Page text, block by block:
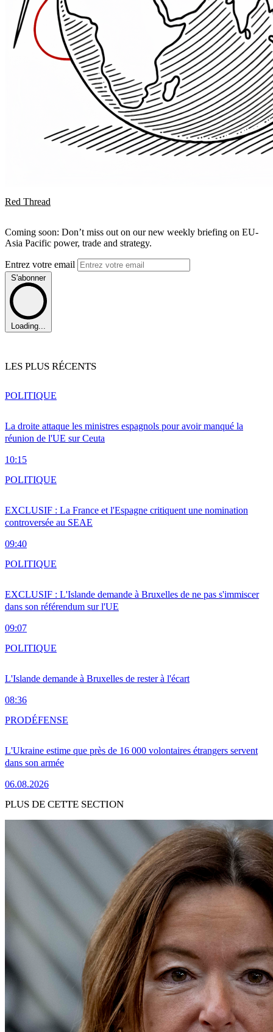
Red Thread
Coming soon: Don’t miss out on our new weekly briefing on EU-
Asia Pacific power, trade and strategy.
Entrez votre email
S'abonner
Loading...
LES PLUS RÉCENTS
La droite attaque les ministres espagnols pour avoir manqué la
réunion de l'UE sur Ceuta
10:15
POLITIQUE
EXCLUSIF : La France et l'Espagne critiquent une nomination
controversée au SEAE
09:40
POLITIQUE
EXCLUSIF : L'Islande demande à Bruxelles de ne pas s'immiscer
dans son référendum sur l'UE
09:07
POLITIQUE
L'Islande demande à Bruxelles de rester à l'écart
08:36
POLITIQUE
L'Ukraine estime que près de 16 000 volontaires étrangers servent
dans son armée
06.08.2026
PRODÉFENSE
PLUS DE CETTE SECTION